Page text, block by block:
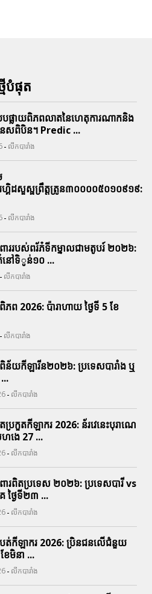
បំផុត
បផ្លាយពិភពលាតនៃហេតុការណាកនិង
ៃសពិបិន។ Predic ...
- លីកបារាំង
ហ្គិដសួស្ផព្រឹត្តត្រូន៣០០០០៥០១០៩១៩:
- លីកបារាំង
ពាររបស់ពរ័ភ៎ទីកម្នាលជាមតូបរ៍ ២០២៦:
នៅទិូន់១០ ...
- លីកបារាំង
ពិភព 2026: ប៉ារាហាយ ថ្ងៃទី 5 ខែ
- លីកបារាំង
ធ​ពិន័យ​កីឡារីន​២០២៦: ប្រទេស​បារាំង​ ឬ​
- លីកបារាំង
ប្រកួតកីឡាករ 2026: ន័រវេនេះបុរាណេ
ងេ 27 ...
- លីកបារាំង
ពារ​ពិតប្រទេស ២០២៦: ប្រទេសបារី vs
ថ្ងៃទី​២៣ ...
- លីកបារាំង
របត់កីឡាករ 2026: ប្រិនជនលើជំនួយ
ែមិនា ...
- លីកបារាំង